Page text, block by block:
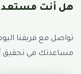
هل أنت مستعد
تواصل مع فريقنا
مساعدتك في تحقيق